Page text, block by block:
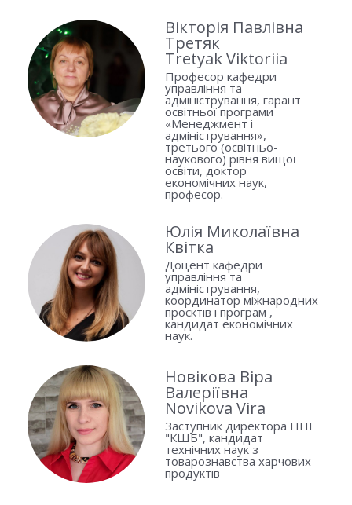
Вікторія Павлівна
Третяк
Tretyak Viktoriia
Професор кафедри
управління та
адміністрування, гарант
освітньої програми
«Менеджмент і
адміністрування»,
третього (освітньо-
наукового) рівня вищої
освіти, доктор
економічних наук,
професор.
Юлія Миколаївна
Квітка
Доцент кафедри
управління та
адміністрування,
координатор міжнародних
проєктів і програм ,
кандидат економічних
наук.
Новікова Віра
Валеріївна
Novikova Vira
Заступник директора ННІ
"КШБ", кандидат
технічних наук з
товарознавства харчових
продуктів